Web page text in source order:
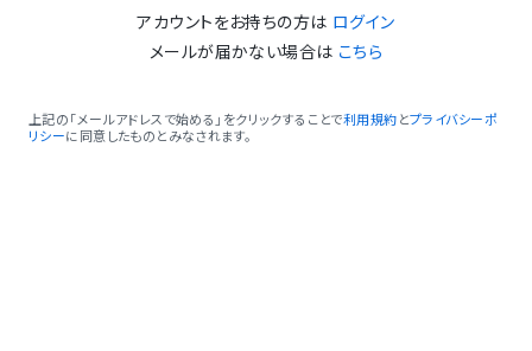
アカウントをお持ちの方は ログイン
メールが届かない場合は こちら
上記の「メールアドレスで始める」をクリックすることで利用規約 とプライバシーポ
リシーに同意したものとみなされます。